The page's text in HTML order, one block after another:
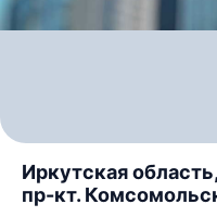
Иркутская
пр-кт.